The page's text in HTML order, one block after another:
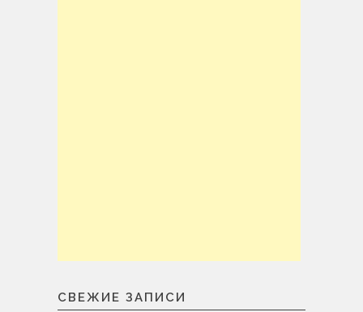
СВЕЖИЕ ЗАПИСИ